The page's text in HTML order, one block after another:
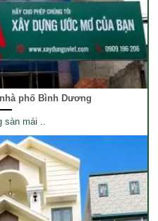
phố Bình Dương
sàn mái ..